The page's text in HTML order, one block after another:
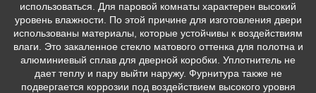
использоваться. Для паровой комнаты характерен высокий
уровень влажности. По этой причине для изготовления двери
использованы материалы, которые устойчивы к воздействиям
влаги. Это закаленное стекло матового оттенка для полотна и
алюминиевый сплав для дверной коробки. Уплотнитель не
дает теплу и пару выйти наружу. Фурнитура также не
подвергается коррозии под воздействием высокого уровня